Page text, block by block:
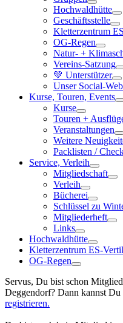
Hochwaldhütte
Geschäftsstelle
Kletterzentrum
OG-Regen
Natur- +
Vereins-Satzung
💚 Unterstützer
Unser Social-
Kurse, Touren, Events
Kurse
Touren +
Veranstaltungen
Weitere
Packlisten /
Service, Verleih
Mitgliedschaft
Verleih
Bücherei
Schlüssel zu
Mitgliederheft
Links
Hochwaldhütte
Kletterzentrum ES-
OG-Regen
Servus, Du bist schon
Deggendorf? Dann kannst
registrieren.